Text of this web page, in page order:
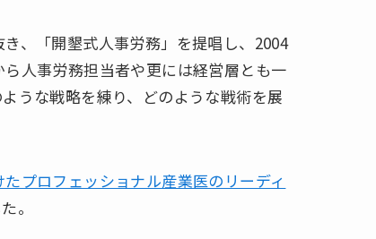
、「開墾式人事労務」を提唱し、2004
人事労務担当者や更には経営層とも一
うな戦略を練り、どのような戦術を展
プロフェッショナル産業医のリーディ
。